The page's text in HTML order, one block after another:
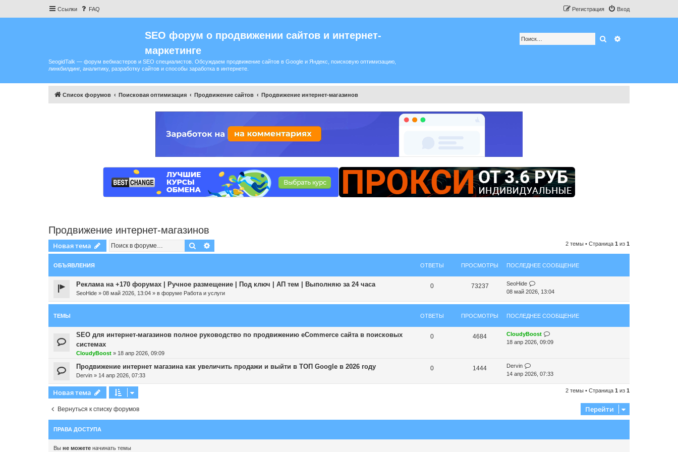
Ссылки FAQ Вход
Регистрация
SEO форум о продвижении сайтов и интернет-
маркетинге
SeogidTalk — форум вебмастеров и SEO специалистов. Обсуждаем продвижение сайтов в Google и Яндекс, поисковую оптимизацию,
линкбилдинг, аналитику, разработку сайтов и способы заработка в интернете.
Поиск
Список форумов Поисковая оптимизация Продвижение сайтов Продвижение интернет-магазинов
Продвижение интернет-магазинов
Новая тема Поиск 2 темы • Страница 1 из 1
ОБЪЯВЛЕНИЯ ОТВЕТЫ ПРОСМОТРЫ ПОСЛЕДНЕЕ СООБЩЕНИЕ
Реклама на +170 форумах | Ручное размещение | Под ключ | АП тем | Выполняю за 24 часа
SeoHide » 08 май 2026, 13:04 » в форуме Работа и услуги
0 73237
SeoHide
08 май 2026, 13:04
ТЕМЫ ОТВЕТЫ ПРОСМОТРЫ ПОСЛЕДНЕЕ СООБЩЕНИЕ
SEO для интернет-магазинов полное руководство по продвижению eCommerce сайта в поисковых
системах
CloudyBoost » 18 апр 2026, 09:09
0 4684
CloudyBoost
18 апр 2026, 09:09
Продвижение интернет магазина как увеличить продажи и выйти в ТОП Google в 2026 году
Dervin » 14 апр 2026, 07:33
0 1444
Dervin
14 апр 2026, 07:33
Новая тема 2 темы • Страница 1 из 1
Вернуться к списку форумов Перейти
ПРАВА ДОСТУПА
Вы не можете начинать темы